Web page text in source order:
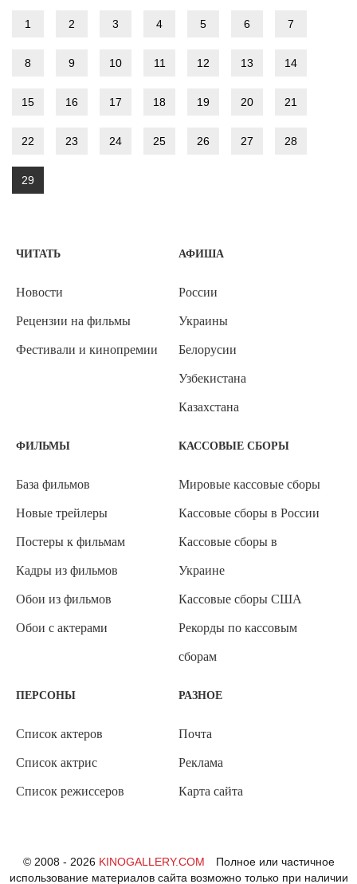
1 2 3 4 5 6 7
8 9 10 11 12 13 14
15 16 17 18 19 20 21
22 23 24 25 26 27 28
29
ЧИТАТЬ
Новости
Рецензии на фильмы
Фестивали и кинопремии
АФИША
России
Украины
Белорусии
Узбекистана
Казахстана
ФИЛЬМЫ
База фильмов
Новые трейлеры
Постеры к фильмам
Кадры из фильмов
Обои из фильмов
Обои с актерами
КАССОВЫЕ СБОРЫ
Мировые кассовые сборы
Кассовые сборы в России
Кассовые сборы в
Украине
Кассовые сборы США
Рекорды по кассовым
сборам
ПЕРСОНЫ
Список актеров
Список актрис
Список режиссеров
РАЗНОЕ
Почта
Реклама
Карта сайта
© 2008 - 2026 KINOGALLERY.COM
Полное или частичное
использование материалов сайта возможно только при наличии